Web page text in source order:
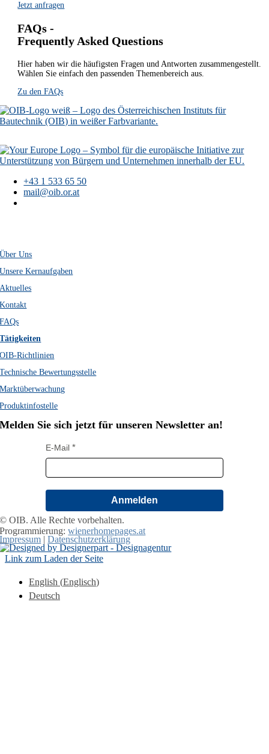
Jetzt anfragen
FAQs -
Frequently Asked Questions
Hier haben wir die häufigsten Fragen und Antworten zusammengestellt.
Wählen Sie einfach den passenden Themenbereich aus.
Zu den FAQs
+43 1 533 65 50
mail@oib.or.at
Über Uns
Unsere Kernaufgaben
Aktuelles
Kontakt
FAQs
Tätigkeiten
OIB-Richtlinien
Technische Bewertungsstelle
Marktüberwachung
Produktinfostelle
Melden Sie sich jetzt für unseren Newsletter an!
E-Mail
Anmelden
© OIB. Alle Rechte vorbehalten.
Programmierung:wienerhomepages.at
Impressum |Datenschutzerklärung
Link zum Laden der Seite
English (Englisch)
Deutsch